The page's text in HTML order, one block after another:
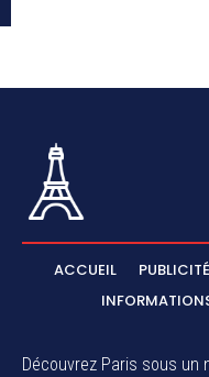
ACCUEIL
Découvrez Paris sous un